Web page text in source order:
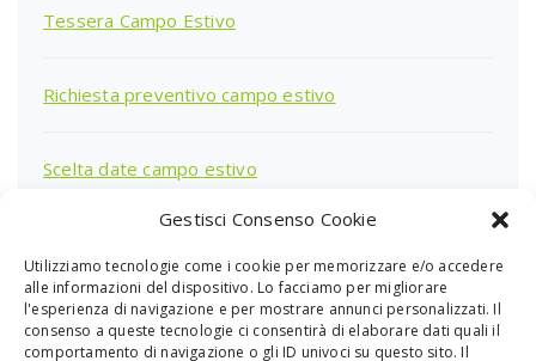
Gestisci Consenso Cookie
Utilizziamo tecnologie come i cookie per memorizzare e/o accedere
alle informazioni del dispositivo. Lo facciamo per migliorare
l'esperienza di navigazione e per mostrare annunci personalizzati. Il
consenso a queste tecnologie ci consentirà di elaborare dati quali il
comportamento di navigazione o gli ID univoci su questo sito. Il
Tessera Campo Estivo
Richiesta preventivo campo estivo
Scelta date campo estivo
Ricerca
per: